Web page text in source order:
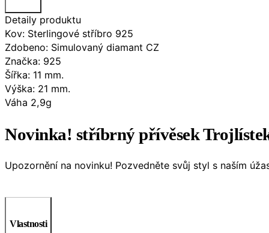
Detaily produktu
Kov: Sterlingové stříbro 925
Zdobeno: Simulovaný diamant CZ
Značka: 925
Šířka: 11 mm.
Výška: 21 mm.
Váha 2,9g
Novinka! stříbrný přívěsek
Upozornění na novinku! Pozvedněte svůj styl s naším
Vlastnosti